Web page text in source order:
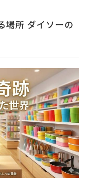
場所 ダイソーの